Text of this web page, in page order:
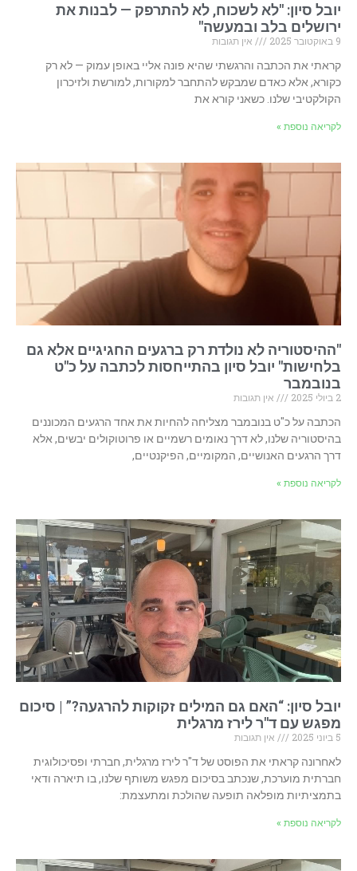
יובל סיון: "לא לשכוח, לא להתרפק — לבנות את
ירושלים בלב ובמעשה"
9 באוקטובר 2025
אין תגובות
קראתי את הכתבה והרגשתי שהיא פונה אליי באופן עמוק — לא רק
כקורא, אלא כאדם שמבקש להתחבר למקורות, למורשת ולזיכרון
הקולקטיבי שלנו. כשאני קורא את
לקריאה נוספת »
"ההיסטוריה לא נולדת רק ברגעים החגיגיים אלא גם
בלחישות" יובל סיון בהתייחסות לכתבה על כ"ט
בנובמבר
2 ביולי 2025
אין תגובות
הכתבה על כ"ט בנובמבר מצליחה להחיות את אחד הרגעים המכוננים
בהיסטוריה שלנו, לא דרך נאומים רשמיים או פרוטוקולים יבשים, אלא
דרך הרגעים האנושיים, המקומיים, הפיקנטיים,
לקריאה נוספת »
יובל סיון: “האם גם המילים זקוקות להרגעה?” | סיכום
מפגש עם ד"ר לירז מרגלית
5 ביוני 2025
אין תגובות
לאחרונה קראתי את הפוסט של ד"ר לירז מרגלית, חברתי ופסיכולוגית
חברתית מוערכת, שנכתב בסיכום מפגש משותף שלנו, בו תיארה ודאי
בתמציתיות מופלאה תופעה שהולכת ומתעצמת:
לקריאה נוספת »